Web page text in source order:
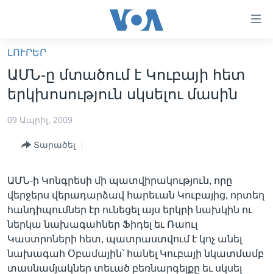
հիմնական
բովանդակությանը
անցնել
հիմնական
բովանդակությանը
բովանդակություն
ԼՈՒՐԵՐ
ՖԻԼՄԵՐ
IN ENGLISH
ՄԵՐ ՄԱՍԻՆ
«ԱՄԵՐԻԿԱՅԻ ՁԱՅՆ»-Ի ԿԱՆՈՆԱԴՐՈՒԹՅՈՒՆ
ԿԱՊ ՄԵԶ ՀԵՏ
ՈՒԿՐԱԻՆԱԿԱՆ ՊԱՏԵՐԱԶՄ
Learning English
ՀԵՏԵՒԵՔ ՄԵԶ
ԼՈՒՐԵՐ
ԱՄՆ-ը մտածում է Կուբայի հետ
երկխոսություն սկսելու մասին
09 Ապրիլ, 2009
Տարածել
ԱՄՆ-ի Կոնգրեսի մի պատվիրակություն, որը
վերջերս վերադարձավ հարեւան Կուբայից, որտեղ
հանդիպումներ էր ունեցել այս երկրի նախկին ու
ներկա նախագահներ Ֆիդել եւ Ռաուլ
Կաստրոների հետ, պատրաստվում է կոչ անել
նախագահ Օբամային՝ հանել Կուբայի նկատմամբ
տասնամյակներ տեւած բեռնարգելքը եւ սկսել